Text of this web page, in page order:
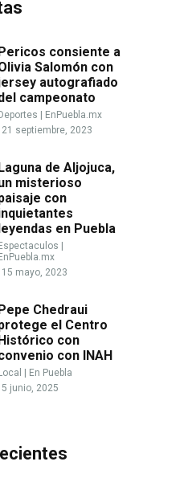
consiente a
Salomón con
autografiado
campeonato
Deportes
EnPuebla.mx
21 septiembre, 2023
de Aljojuca,
misterioso
con
en Puebla
Espectaculos
EnPuebla.mx
15 mayo, 2023
Chedraui
el Centro
con
con INAH
Local
En Puebla
5 junio, 2025